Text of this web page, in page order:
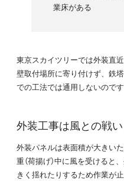
業床がある
東京スカイツリーでは外装直
壁取付場所に寄り付けず、鉄
での工法では通用しないのです
外装工事は風との戦い
外装パネルは表面積が大きい
重（荷揚げ）中に風を受ける
きく揺れたりするため作業が